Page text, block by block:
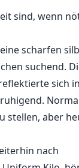
sind, wenn
scharfen
suchend.
sich
stellen, aber
nach